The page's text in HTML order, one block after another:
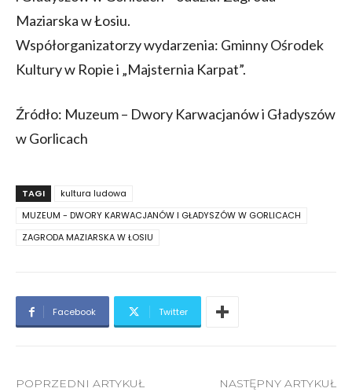
Maziarska w Łosiu.
Współorganizatorzy wydarzenia: Gminny Ośrodek
Kultury w Ropie i „Majsternia Karpat”.
Źródło: Muzeum – Dwory Karwacjanów i Gładyszów
w Gorlicach
TAGI
kultura ludowa
MUZEUM - DWORY KARWACJANÓW I GŁADYSZÓW W GORLICACH
ZAGRODA MAZIARSKA W ŁOSIU
Facebook Twitter
POPRZEDNI ARTYKUŁ NASTĘPNY ARTYKUŁ